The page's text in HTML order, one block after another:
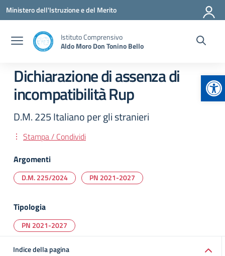
Vai ai contenuti
Vai al menu di navigazione
Vai al footer
Ministero dell'Istruzione e del Merito
Istituto Comprensivo
Aldo Moro Don Tonino Bello
Dichiarazione di assenza di
incompatibilità Rup
D.M. 225 Italiano per gli stranieri
Stampa / Condividi
Argomenti
D.M. 225/2024 PN 2021-2027
Tipologia
PN 2021-2027
Indice della pagina